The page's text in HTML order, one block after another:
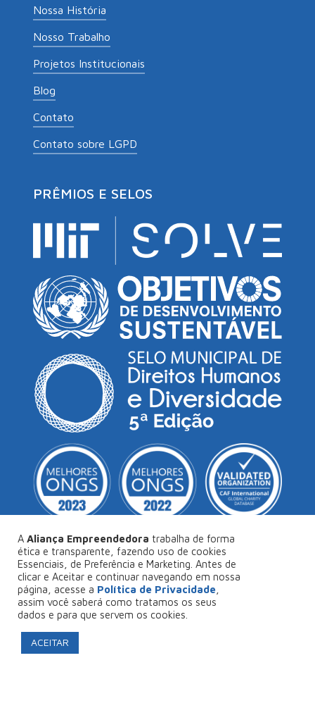
Nossa História
Nosso Trabalho
Projetos Institucionais
Blog
Contato
Contato sobre LGPD
PRÊMIOS E SELOS
FAÇA SEU PROJETO CONOSCO
© Copyright 2026Aliança Empreendedora
Desenvolvido porCollabs
Política de Privacidade
A Aliança Empreendedora trabalha de forma
ética e transparente, fazendo uso de cookies
Essenciais, de Preferência e Marketing. Antes de
clicar e Aceitar e continuar navegando em nossa
página, acesse a Política de Privacidade
assim você saberá como tratamos os seus
dados e para que servem os cookies.
ACEITAR